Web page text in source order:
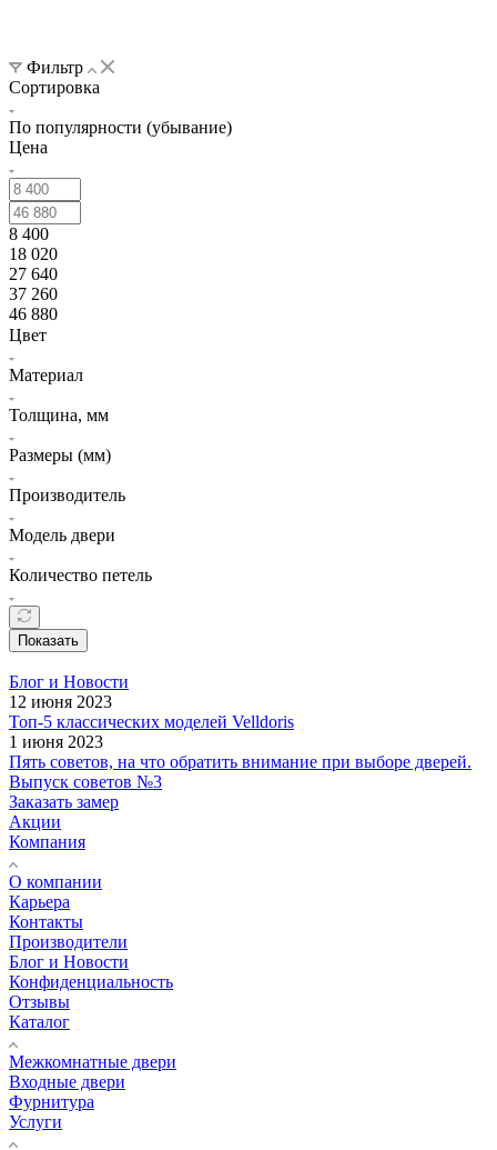
Фильтр
Сортировка
По популярности (убывание)
Цена
8 400
18 020
27 640
37 260
46 880
Цвет
Материал
Толщина, мм
Размеры (мм)
Производитель
Модель двери
Количество петель
Показать
Блог и Новости
12 июня 2023
Топ-5 классических моделей Velldoris
1 июня 2023
Пять советов, на что обратить внимание при выборе дверей.
Выпуск советов №3
Заказать замер
Акции
Компания
О компании
Карьера
Контакты
Производители
Блог и Новости
Конфиденциальность
Отзывы
Каталог
Межкомнатные двери
Входные двери
Фурнитура
Услуги